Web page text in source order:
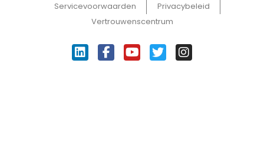
Servicevoorwaarden
Privacybeleid
Vertrouwenscentrum